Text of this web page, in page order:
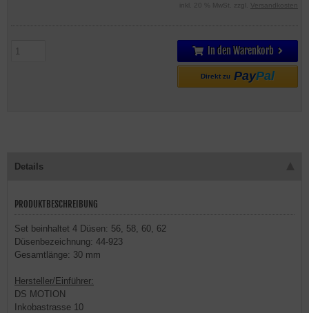
inkl. 20 % MwSt. zzgl. Versandkosten
In den Warenkorb
Direkt zu PayPal
Details
PRODUKTBESCHREIBUNG
Set beinhaltet 4 Düsen: 56, 58, 60, 62
Düsenbezeichnung: 44-923
Gesamtlänge: 30 mm
Hersteller/Einführer:
DS MOTION
Inkobastrasse 10